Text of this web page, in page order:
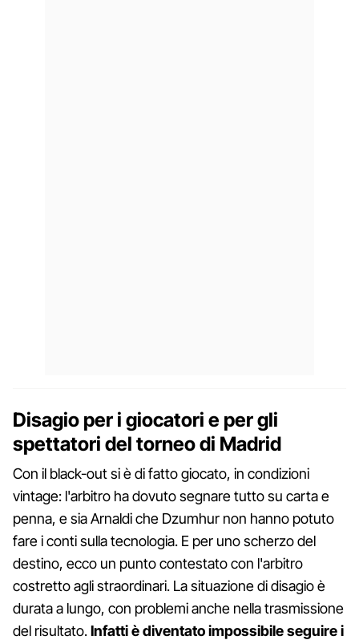
Disagio per i giocatori e per gli
spettatori del torneo di Madrid
Con il black-out si è di fatto giocato, in condizioni
vintage: l'arbitro ha dovuto segnare tutto su carta e
penna, e sia Arnaldi che Dzumhur non hanno potuto
fare i conti sulla tecnologia. E per uno scherzo del
destino, ecco un punto contestato con l'arbitro
costretto agli straordinari. La situazione di disagio è
durata a lungo, con problemi anche nella trasmissione
del risultato.Infatti è diventato impossibile seguire i